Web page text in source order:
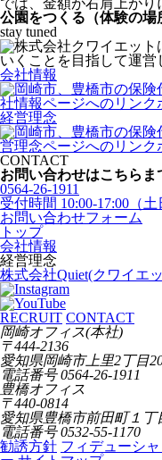
公園をつくる（体験の場
stay tuned
会社情報
経営理念
CONTACT
お問い合わせはこちらま
0564-26-1911
受付時間 10:00-17:00（土
お問い合わせフォーム
トップ
会社情報
経営理念
株式会社Quiet(クワイエ
RECRUIT CONTACT
岡崎オフィス(本社)
〒444-2136
愛知県岡崎市上里2丁目
電話番号 0564-26-1911
豊橋オフィス
〒440-0814
愛知県豊橋市前田町１
電話番号 0532-55-1170
勧誘方針 フィデューシ